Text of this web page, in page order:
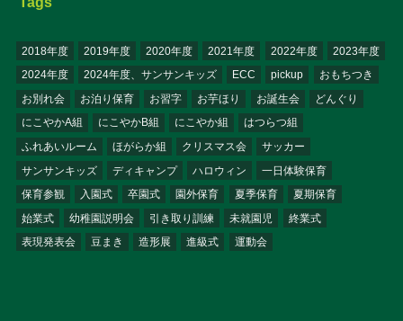
2018年度 2019年度 2020年度 2021年度 2022年度
2023年度
2024年度
2024年度、サンサンキッズ ECC pickup
おもちつき
お別れ会
お泊り保育 お習字 お芋ほり お誕生会
どんぐり
にこやかA組
にこやかB組 にこやか組
はつらつ組
ふれあいルーム
ほがらか組 クリスマス会
サッカー
サンサンキッズ
ディキャンプ ハロウィン
一日体験保育
保育参観
入園式 卒園式 園外保育 夏季保育
夏期保育
始業式
幼稚園説明会 引き取り訓練 未就園児
終業式
表現発表会
豆まき 造形展 進級式 運動会